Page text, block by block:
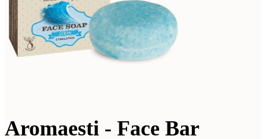
Aromaesti - Face Bar